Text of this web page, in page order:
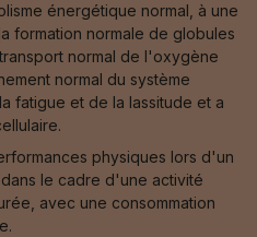
énergétique normal, à une
formation normale de globules
normal de l'oxygène
normal du système
fatigue et de la lassitude et a
physiques lors d'un
le cadre d'une activité
avec une consommation